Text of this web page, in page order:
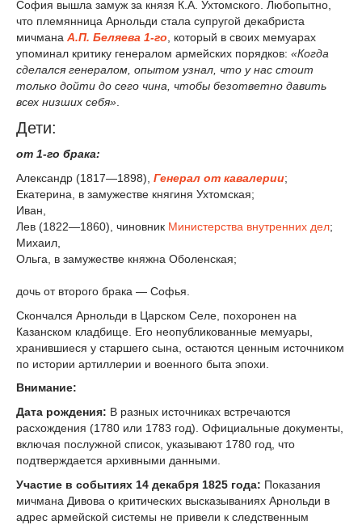
София вышла замуж за князя К.А. Ухтомского. Любопытно,
что племянница Арнольди стала супругой декабриста
мичмана А.П. Беляева 1-го, который в своих мемуарах
упоминал критику генералом армейских порядков: «Когда
сделался генералом, опытом узнал, что у нас стоит
только дойти до сего чина, чтобы безответно давить
всех низших себя».
Дети:
от 1-го брака:
Александр (1817—1898), Генерал от кавалерии;
Ека­терина, в замужестве княгиня Ухтомская;
Иван,
Лев (1822—1860), чиновник Министерства внутренних дел;
Михаил,
Ольга, в замужестве княжна Оболен­ская;
дочь от второго брака — Софья.
Скончался Арнольди в Царском Селе, похоронен на
Казанском кладбище. Его неопубликованные мемуары,
хранившиеся у старшего сына, остаются ценным источником
по истории артиллерии и военного быта эпохи.
Внимание:
Дата рождения: В разных источниках встречаются
расхождения (1780 или 1783 год). Официальные документы,
включая послужной список, указывают 1780 год, что
подтверждается архивными данными.
Участие в событиях 14 декабря 1825 года: Показания
мичмана Дивова о критических высказываниях Арнольди в
адрес армейской системы не привели к следственным